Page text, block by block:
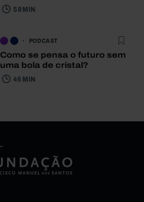
58 MIN
PODCAST
Como se pensa o futuro sem
uma bola de cristal?
46 MIN